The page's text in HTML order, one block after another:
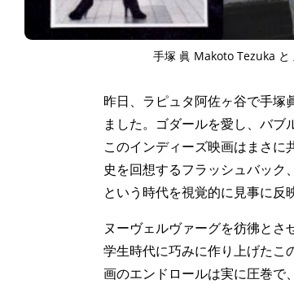
手塚 眞 Makoto Tezuka
昨日、ラピュタ阿佐ヶ谷で手塚
ました。ゴダールを愛し、バブ
このインディーズ映画はまさ
史を回想するフラッシュバッ
という時代を視覚的に見事に反
ヌーヴェルヴァーグを彷彿と
学生時代に巧みに作り上げたこ
画のエンドロールは実に圧巻で